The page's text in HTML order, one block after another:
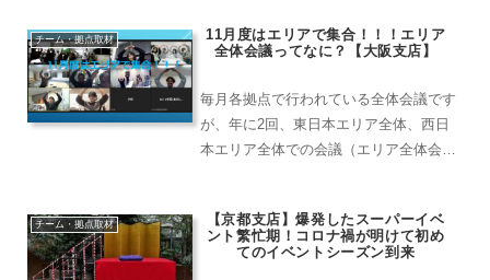
て朝晩とお昼の気温の差が激しくなって
はおりますが、皆さん体調...
チーム・拠点取材
11月度はエリアで集合！！！エリア
全体会議ってなに？【大阪支店】
毎月各拠点で行われている全体会議です
が、年に2回、東日本エリア全体、西日
本エリア全体での会議（エリア全体会
ーで大阪支店は大盛り上がり？！
チーム・拠点取材
【京都支店】爆発したスーパーイベ
ント繁忙期！コロナ禍が明けて初め
てのイベントシーズン到来